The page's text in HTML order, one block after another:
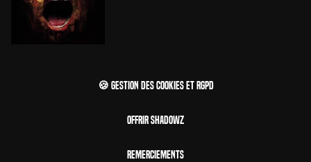
🍪 Gestion des cookies et RGPD
Offrir Shadowz
Remerciements